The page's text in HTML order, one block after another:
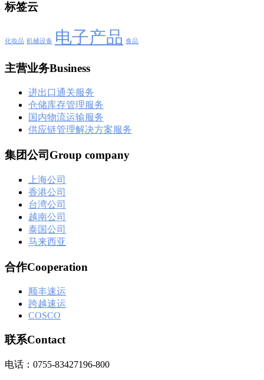
标签云
化妆品 机械设备 电子产品 食品
主营业务Business
进出口通关服务
仓储库存管理服务
国内物流运输服务
供应链管理解决方案服务
集团公司Group company
上海公司
香港公司
台湾公司
越南公司
泰国公司
马来西亚
合作Cooperation
顺丰速运
跨越速运
COSCO
联系Contact
电话：0755-83427196-800